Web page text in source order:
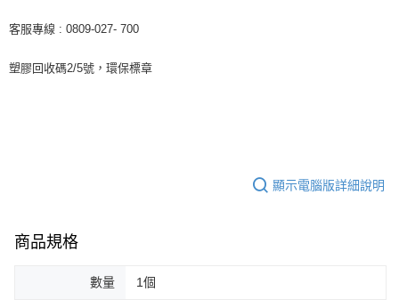
客服專線 : 0809-027- 700
塑膠回收碼2/5號，環保標章
顯示電腦版詳細說明
商品規格
數量 1個